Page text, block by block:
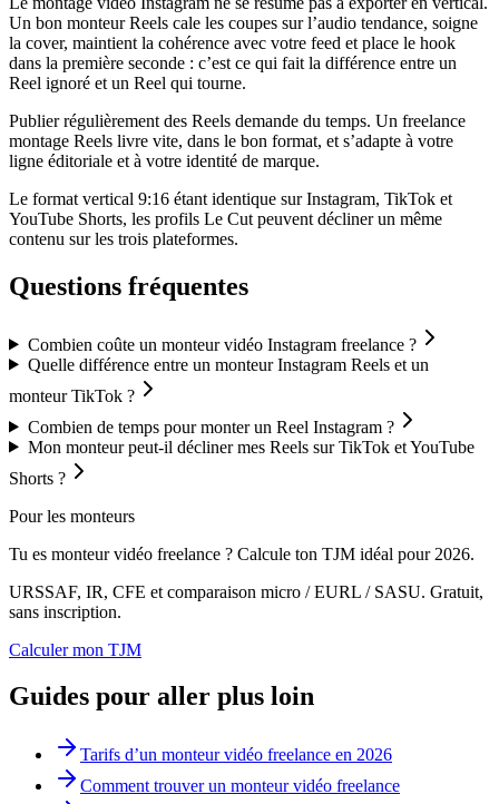
Un bon monteur Reels cale les coupes sur l’audio tendance, soigne
la cover, maintient la cohérence avec votre feed et place le hook
dans la première seconde : c’est ce qui fait la différence entre un
Reel ignoré et un Reel qui tourne.
Publier régulièrement des Reels demande du temps. Un freelance
montage Reels livre vite, dans le bon format, et s’adapte à votre
ligne éditoriale et à votre identité de marque.
Le format vertical 9:16 étant identique sur Instagram, TikTok et
YouTube Shorts, les profils Le Cut peuvent décliner un même
contenu sur les trois plateformes.
Questions fréquentes
Combien coûte un monteur vidéo Instagram freelance ?
Quelle différence entre un monteur Instagram Reels et un
monteur TikTok ?
Combien de temps pour monter un Reel Instagram ?
Mon monteur peut-il décliner mes Reels sur TikTok et YouTube
Shorts ?
Pour les monteurs
Tu es monteur vidéo freelance ? Calcule ton TJM idéal pour 2026.
URSSAF, IR, CFE et comparaison micro / EURL / SASU. Gratuit,
sans inscription.
Calculer mon TJM
Guides pour aller plus loin
Tarifs d’un monteur vidéo freelance en 2026
Comment trouver un monteur vidéo freelance